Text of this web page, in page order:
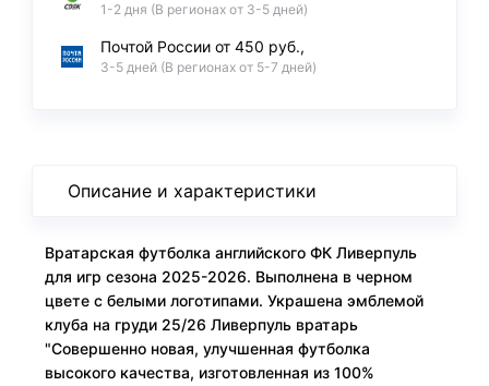
1-2 дня (В регионах от 3-5 дней)
Почтой России от 450 руб.,
3-5 дней (В регионах от 5-7 дней)
Описание и характеристики
Вратарская футболка английского ФК Ливерпуль
для игр сезона 2025-2026. Выполнена в черном
цвете с белыми логотипами. Украшена эмблемой
клуба на груди 25/26 Ливерпуль вратарь
"Совершенно новая, улучшенная футболка
высокого качества, изготовленная из 100%